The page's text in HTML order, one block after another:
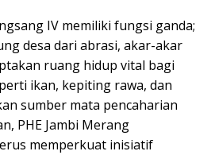
IV memiliki fungsi ganda;
desa dari abrasi, akar-akar
ruang hidup vital bagi
ikan, kepiting rawa, dan
sumber mata pencaharian
PHE Jambi Merang
memperkuat inisiatif